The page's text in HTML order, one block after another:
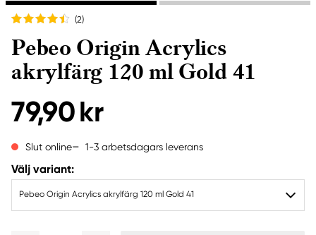
(2)
Pebeo Origin Acrylics
akrylfärg 120 ml Gold 41
79,90 kr
Slut online 1-3 arbetsdagars leverans
Välj variant:
Pebeo Origin Acrylics akrylfärg 120 ml Gold 41